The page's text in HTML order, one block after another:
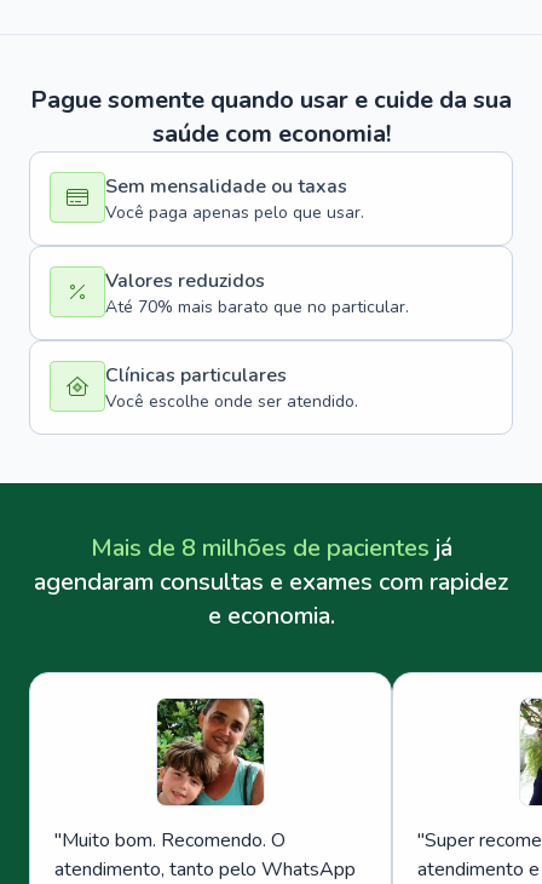
Pague somente quando usar e cuide da sua
saúde com economia!
Sem mensalidade ou taxas
Você paga apenas pelo que usar.
Valores reduzidos
Até 70% mais barato que no particular.
Clínicas particulares
Você escolhe onde ser atendido.
Mais de 8 milhões de pacientes já
agendaram consultas e exames com rapidez
e economia.
"Muito bom. Recomendo. O
atendimento, tanto pelo WhatsApp
"Super
atendimento